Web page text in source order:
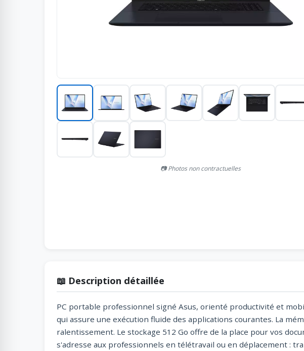
📷 Photos non contractuelles
📖 Description détaillée
PC portable professionnel signé Asus, orienté productivité et
qui assure une exécution fluide des applications courantes. La
ralentissement. Le stockage 512 Go offre de la place pour vos
s'adresse aux professionnels en télétravail ou en déplacement :